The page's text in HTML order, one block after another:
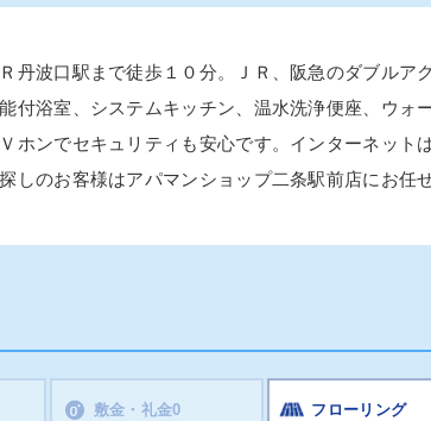
丹波口駅まで徒歩１０分。ＪＲ、阪急のダブルア
付浴室、システムキッチン、温水洗浄便座、ウォ
ホンでセキュリティも安心です。インターネット
しのお客様はアパマンショップ二条駅前店にお任
敷金・礼金0 フローリング